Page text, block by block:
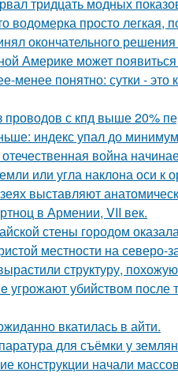
водомерка просто легкая,
окончательного
Америке может появиться
менее понятно: сутки - это
проводов с кпд выше 20%
индекс упал до
война
или угла наклона оси к
выставляют
в Армении, VII век.
стены городом
местности на северо-
структуру,
угрожают убийством
вкатилась в айти.
для съёмки у
конструкции начали